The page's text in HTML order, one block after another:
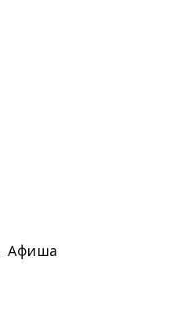
Афиша